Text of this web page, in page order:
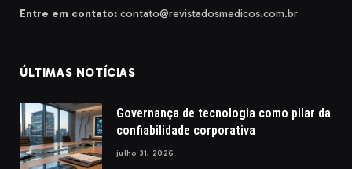
Entre em contato: contato@revistadosmedicos.com.br
ÚLTIMAS NOTÍCIAS
Governança de tecnologia como pilar da
confiabilidade corporativa
julho 31, 2026